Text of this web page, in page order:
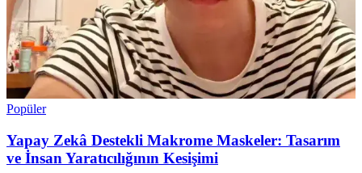
Popüler
Yapay Zekâ Destekli Makrome Maskeler: Tasarım
ve İnsan Yaratıcılığının Kesişimi